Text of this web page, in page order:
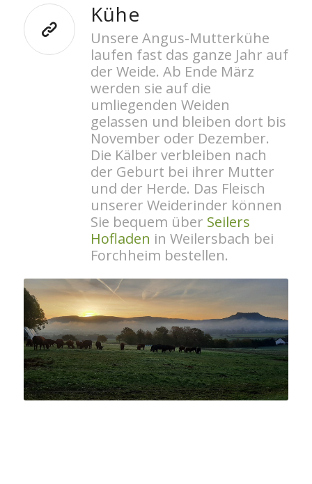
Kühe
Unsere Angus-Mutterkühe
laufen fast das ganze Jahr auf
der Weide. Ab Ende März
werden sie auf die
umliegenden Weiden
gelassen und bleiben dort bis
November oder Dezember.
Die Kälber verbleiben nach
der Geburt bei ihrer Mutter
und der Herde. Das Fleisch
unserer Weiderinder können
Sie bequem über Seilers
Hofladen in Weilersbach bei
Forchheim bestellen.